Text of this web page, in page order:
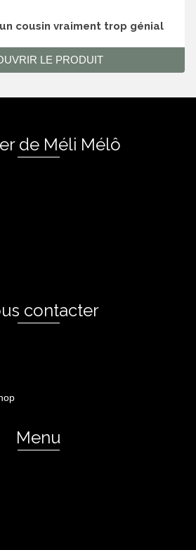
cousin vraiment trop génial
LE PRODUIT
de Méli Mélô
contacter
Menu